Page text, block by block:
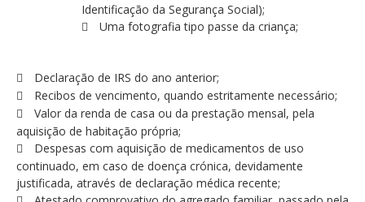
Identificação da Segurança Social);
Uma fotografia tipo passe da criança;
Declaração de IRS do ano anterior;
Recibos de vencimento, quando estritamente necessário;
Valor da renda de casa ou da prestação mensal, pela
aquisição de habitação própria;
Despesas com aquisição de medicamentos de uso
continuado, em caso de doença crónica, devidamente
justificada, através de declaração médica recente;